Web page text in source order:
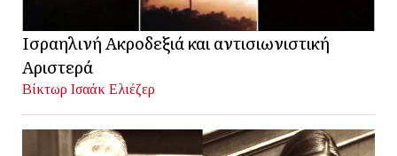
Ισραηλινή Ακροδεξιά και αντισιωνιστική
Αριστερά
Βίκτωρ Ισαάκ Ελιέζερ